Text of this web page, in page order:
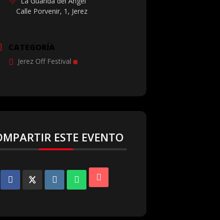
Calle Porvenir, 1, Jerez
CATEGORÍA
Jerez Off Festival
ESTE EVENTO